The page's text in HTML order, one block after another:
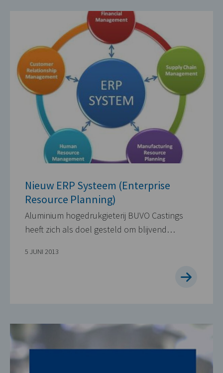
Nieuw ERP Systeem (Enterprise
Resource Planning)
Aluminium hogedrukgieterij BUVO Castings
heeft zich als doel gesteld om blijvend…
5 JUNI 2013